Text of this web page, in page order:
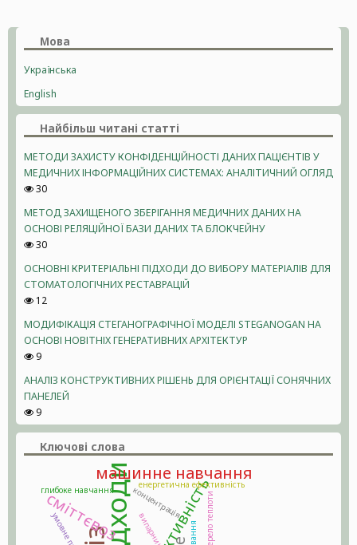
Мова
Українська
English
Найбільш читані статті
МЕТОДИ ЗАХИСТУ КОНФІДЕНЦІЙНОСТІ ДАНИХ ПАЦІЄНТІВ У
МЕДИЧНИХ ІНФОРМАЦІЙНИХ СИСТЕМАХ: АНАЛІТИЧНИЙ ОГЛЯД
30
МЕТОД ЗАХИЩЕНОГО ЗБЕРІГАННЯ МЕДИЧНИХ ДАНИХ НА
ОСНОВІ РЕЛЯЦІЙНОЇ БАЗИ ДАНИХ ТА БЛОКЧЕЙНУ
30
ОСНОВНІ КРИТЕРІАЛЬНІ ПІДХОДИ ДО ВИБОРУ МАТЕРІАЛІВ ДЛЯ
СТОМАТОЛОГІЧНИХ РЕСТАВРАЦІЙ
12
МОДИФІКАЦІЯ СТЕГАНОГРАФІЧНОЇ МОДЕЛІ STEGANOGAN НА
ОСНОВІ НОВІТНІХ ГЕНЕРАТИВНИХ АРХІТЕКТУР
9
АНАЛІЗ КОНСТРУКТИВНИХ РІШЕНЬ ДЛЯ ОРІЄНТАЦІЇ СОНЯЧНИХ
ПАНЕЛЕЙ
9
Ключові слова
машинне навчання
сміттєвоз концентрація
енергетична ефективність
глибоке навчання
випарник